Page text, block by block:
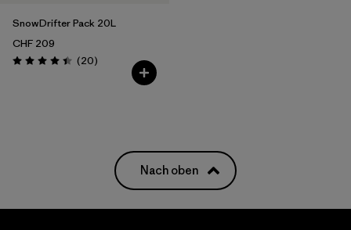
SnowDrifter Pack 20L
CHF 209
Bewertung: 4.4 / 5
(20Rezensionen
)
Nach oben